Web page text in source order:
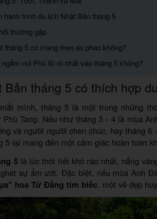
hành trình du lịch Nhật Bản tháng 5
thường gặp
tháng 5 có mang theo áo phao không?
núi Phú Sĩ rõ nhất vào tháng 5 không?
Bản tháng 5 có thích hợp
mình, tháng 5 là một trong những
Phù Tang. Nếu như tháng 3 - 4 là mùa
và người người chen chúc, hay tháng
5 lại mang đến một cảm giác hoàn toàn
5 là lúc thời tiết khô ráo nhất, nắng
sự ẩm ướt. Đặc biệt, nếu mùa Anh
hoa Tử Đằng tím biếc, một vẻ đẹp